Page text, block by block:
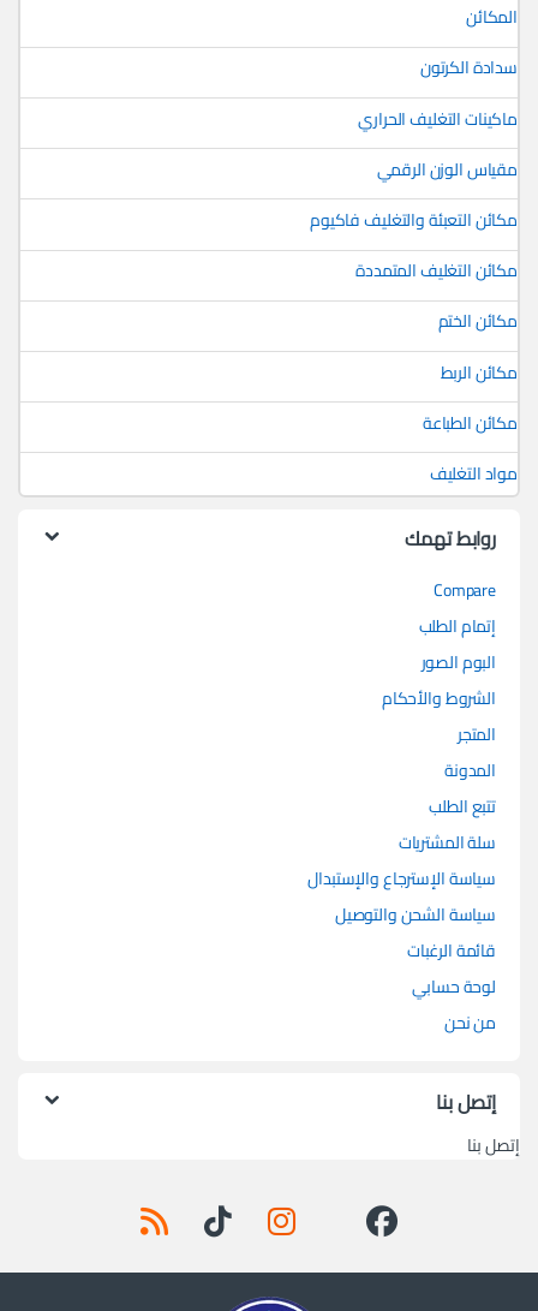
المكائن
سدادة الكرتون
ماكينات التغليف الحراري
مقياس الوزن الرقمي
مكائن التعبئة والتغليف فاكيوم
مكائن التغليف المتمددة
مكائن الختم
مكائن الربط
مكائن الطباعة
مواد التغليف
روابط تهمك
Compare
إتمام الطلب
البوم الصور
الشروط والأحكام
المتجر
المدونة
تتبع الطلب
سلة المشتريات
سياسة الإسترجاع والإستبدال
سياسة الشحن والتوصيل
قائمة الرغبات
لوحة حسابي
من نحن
إتصل بنا
إتصل بنا